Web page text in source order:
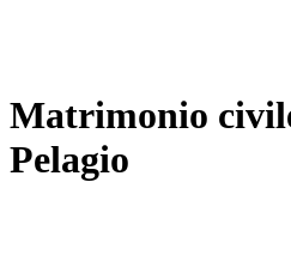
Matrimonio
Pelagio